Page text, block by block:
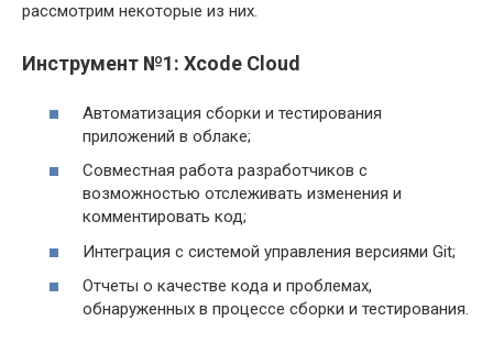
рассмотрим некоторые из них.
Инструмент №1: Xcode Cloud
Автоматизация сборки и тестирования
приложений в облаке;
Совместная работа разработчиков с
возможностью отслеживать изменения и
комментировать код;
Интеграция с системой управления версиями Git;
Отчеты о качестве кода и проблемах,
обнаруженных в процессе сборки и тестирования.